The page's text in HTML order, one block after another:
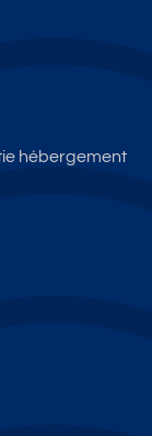
hébergement